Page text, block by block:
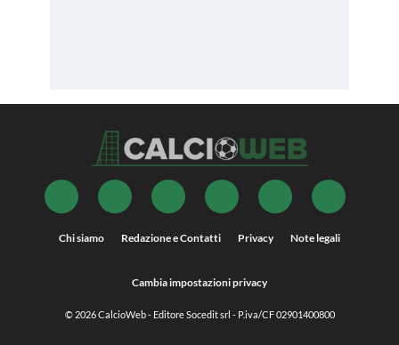
Chi siamo Redazione e Contatti Privacy Note legali
Cambia impostazioni privacy
© 2026CalcioWeb- Editore Socedit srl - P.iva/CF 02901400800